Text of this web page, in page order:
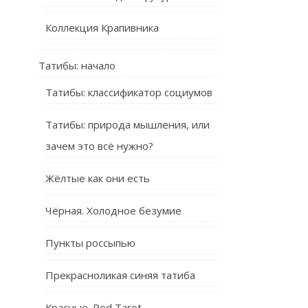
Коллекция Крапивника
Татибы: начало
Татибы: классификатор социумов
Татибы: природа мышления, или
зачем это всё нужно?
Жёлтые как они есть
Чёрная. Холодное безумие
Пункты россыпью
Прекрасноликая синяя татиба